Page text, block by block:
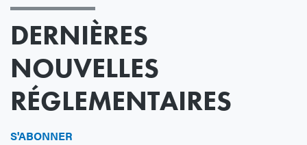
DERNIÈRES
NOUVELLES
RÉGLEMENTAIRES
S'ABONNER